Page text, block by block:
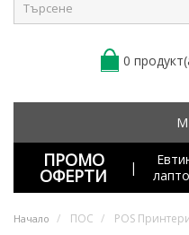
0
ПРОМО
ОФЕРТИ |
Начало ПОС POS